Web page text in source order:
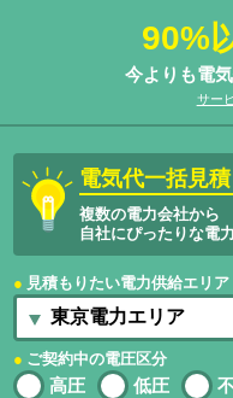
90%
今よりも電
サー
電気代一括見
複数の電力会社から
自社にぴったりな電
見積もりたい電力供給エリア
ご契約中の電圧区分
高圧 低圧